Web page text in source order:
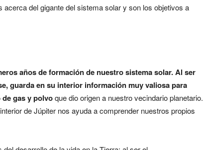
del gigante del sistema solar y son los objetivos a
años de formación de nuestro sistema solar.Al ser
guarda en su interior información muyvaliosa para
gas y polvoque dio origen a nuestro vecindario planetario.
de Júpiter nos ayuda a comprender nuestros propios